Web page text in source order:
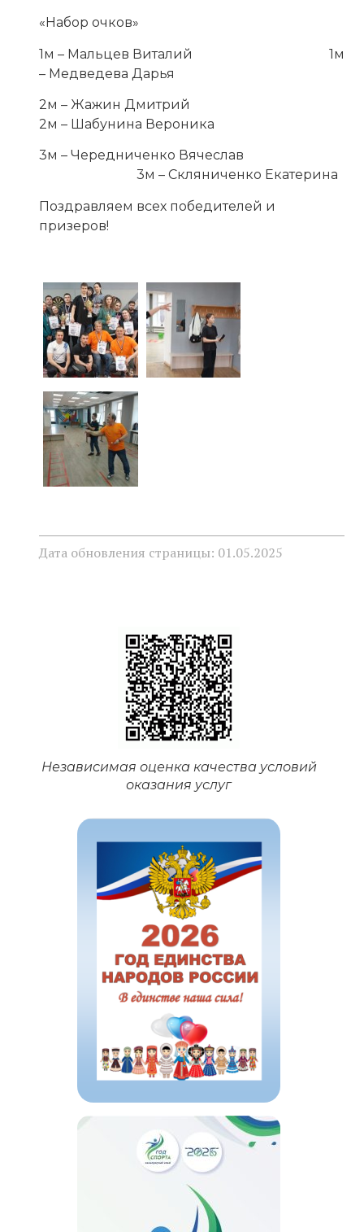
«Набор очков»
1м – Мальцев Виталий 1м
– Медведева Дарья
2м – Жажин Дмитрий
2м – Шабунина Вероника
3м – Чередниченко Вячеслав
3м – Скляниченко Екатерина
Поздравляем всех победителей и
призеров!
Дата обновления страницы: 01.05.2025
Независимая оценка качества условий
оказания услуг